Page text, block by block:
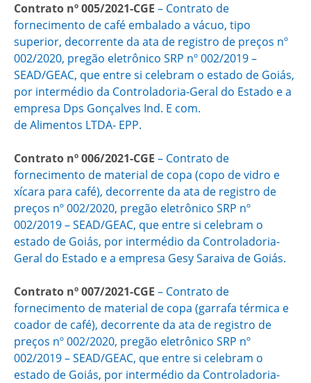
Contrato nº 005/2021-CGE – ​Contrato de
fornecimento de café embalado a vácuo, tipo
superior, decorrente da ata de registro de preços nº
002/2020, pregão eletrônico SRP nº 002/2019 –
SEAD/GEAC, que entre si celebram o estado de Goiás,
por intermédio da Controladoria-Geral do Estado e a
empresa Dps Gonçalves Ind. E com.
de Alimentos LTDA- EPP.
Contrato nº 006/2021-CGE – ​Contrato de
fornecimento de material de copa (copo de vidro e
xícara para café), decorrente da ata de registro de
preços nº 002/2020, pregão eletrônico SRP nº
002/2019 – SEAD/GEAC, que entre si celebram o
estado de Goiás, por intermédio da Controladoria-
Geral do Estado e a empresa Gesy Saraiva de Goiás.
Contrato nº 007/2021-CGE – ​Contrato de
fornecimento de material de copa (garrafa térmica e
coador de café), decorrente da ata de registro de
preços nº 002/2020, pregão eletrônico SRP nº
002/2019 – SEAD/GEAC, que entre si celebram o
estado de Goiás, por intermédio da Controladoria-